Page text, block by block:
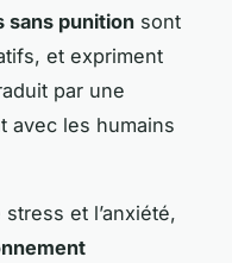
sans punition sont
et expriment
par une
avec les humains
et l’anxiété,